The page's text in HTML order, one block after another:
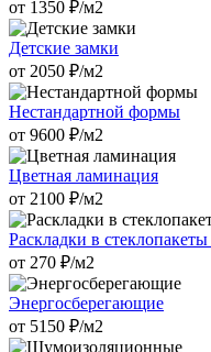
от 1350 ₽/м2
Детские замки
от 2050 ₽/м2
Нестандартной формы
от 9600 ₽/м2
Цветная ламинация
от 2100 ₽/м2
Раскладки в
от 270 ₽/м2
Энергосберегающие
от 5150 ₽/м2